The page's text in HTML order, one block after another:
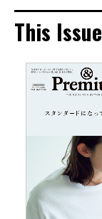
This Issue